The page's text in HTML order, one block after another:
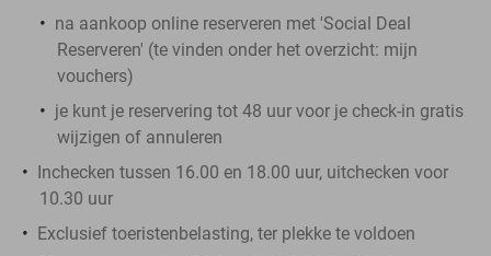
na aankoop online reserveren met 'Social Deal
Reserveren' (te vinden onder het overzicht: mijn
vouchers)
je kunt je reservering tot 48 uur voor je check-in gratis
wijzigen of annuleren
Inchecken tussen 16.00 en 18.00 uur, uitchecken voor
10.30 uur
Exclusief toeristenbelasting, ter plekke te voldoen